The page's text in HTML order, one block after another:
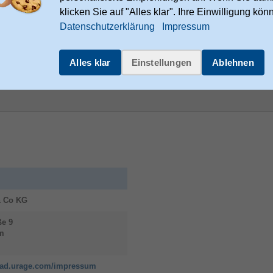
00011944 (Schwarz) OEHLBACHScreen Magic Plus 18
(Standard) Buchse 1,2 m (Schwarz)
Co KG
9
impressum
klicken Sie auf "Alles klar". Ihre Einwilligung
Datenschutzerklärung
Impressum
Alles klar Einstellungen Ablehnen